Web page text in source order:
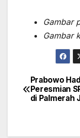
Gambar
Gambar
Post
Prabowo
Peresmian
di Palmerah